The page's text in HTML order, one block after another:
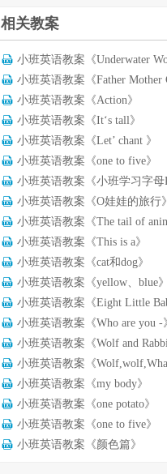
相关教案
小班英语教案《Underwater
小班英语教案《Father Mother
小班英语教案《Action》
小班英语教案《It‘s tall》
小班英语教案《Let’ chant 》
小班英语教案《one to five》
小班英语教案《小班学习字母
小班英语教案《O娃娃的旅行》
小班英语教案《The tail of
小班英语教案《This is a》
小班英语教案《cat和dog》
小班英语教案《yellow、blue》
小班英语教案《Eight Little
小班英语教案《Who are you -
小班英语教案《Wolf and
小班英语教案《Wolf,wolf,What
小班英语教案《my body》
小班英语教案《one potato》
小班英语教案《one to five》
小班英语教案《颜色篇》